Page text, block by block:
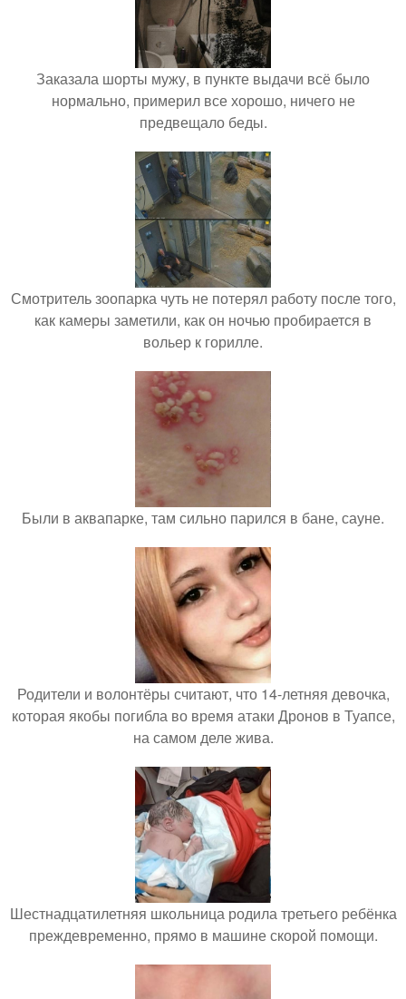
Заказала шорты мужу, в пункте выдачи всё было
нормально, примерил все хорошо, ничего не
предвещало беды.
Смотритель зоопарка чуть не потерял работу после того,
как камеры заметили, как он ночью пробирается в
вольер к горилле.
Были в аквапарке, там сильно парился в бане, сауне.
Родители и волонтёры считают, что 14-летняя девочка,
которая якобы погибла во время атаки Дронов в Туапсе,
на самом деле жива.
Шестнадцатилетняя школьница родила третьего ребёнка
преждевременно, прямо в машине скорой помощи.